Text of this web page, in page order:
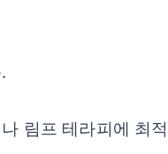
림프 테라피에 최